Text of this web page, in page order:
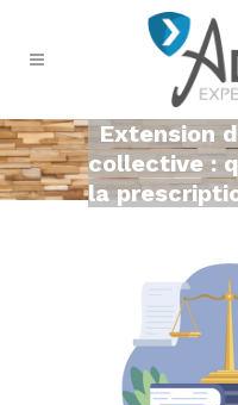
Extension
collective :
la